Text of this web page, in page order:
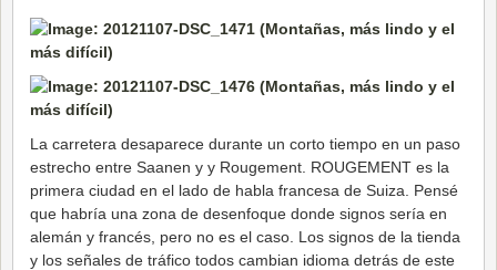
La carretera desaparece durante un corto tiempo en un paso
estrecho entre Saanen y y Rougement. ROUGEMENT es la
primera ciudad en el lado de habla francesa de Suiza. Pensé
que habría una zona de desenfoque donde signos sería en
alemán y francés, pero no es el caso. Los signos de la tienda
y los señales de tráfico todos cambian idioma detrás de este